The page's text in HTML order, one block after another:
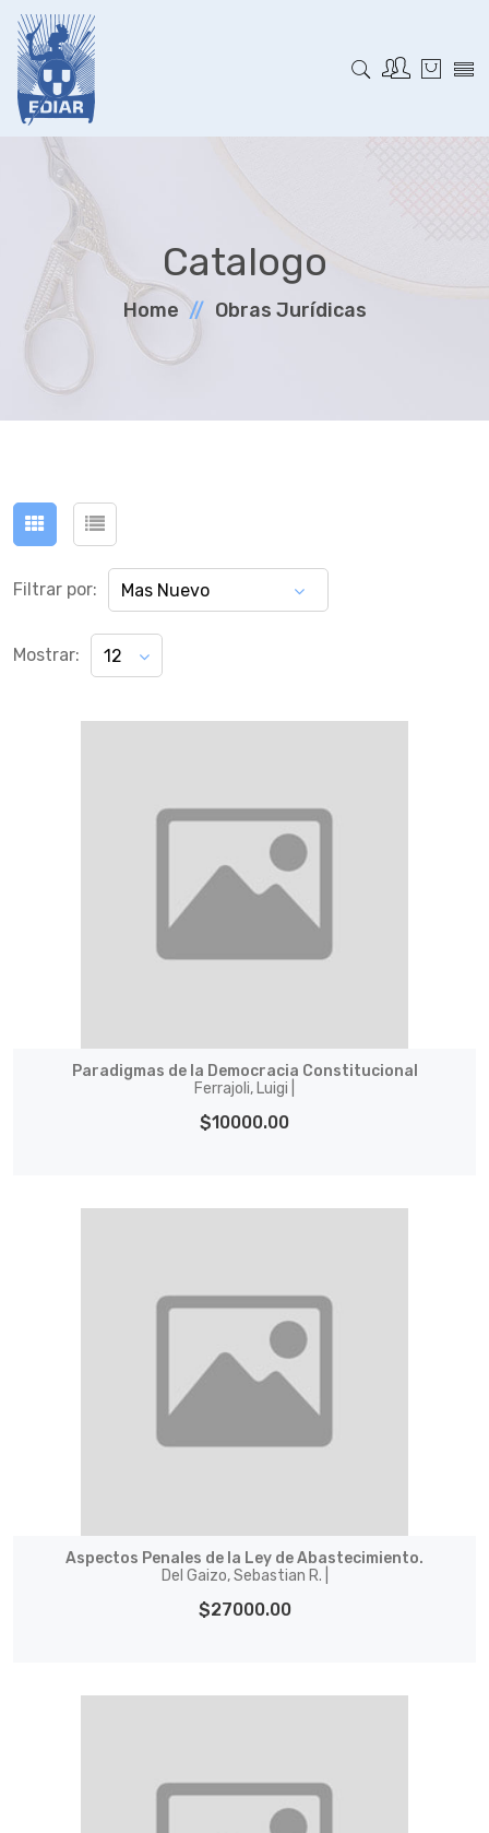
Catalogo
Home Obras Jurí­dicas
Filtrar por: Mas Nuevo
Mostrar: 12
Paradigmas de la Democracia Constitucional
Ferrajoli, Luigi |
$10000.00
Aspectos Penales de la Ley de Abastecimiento.
Del Gaizo, Sebastian R. |
$27000.00